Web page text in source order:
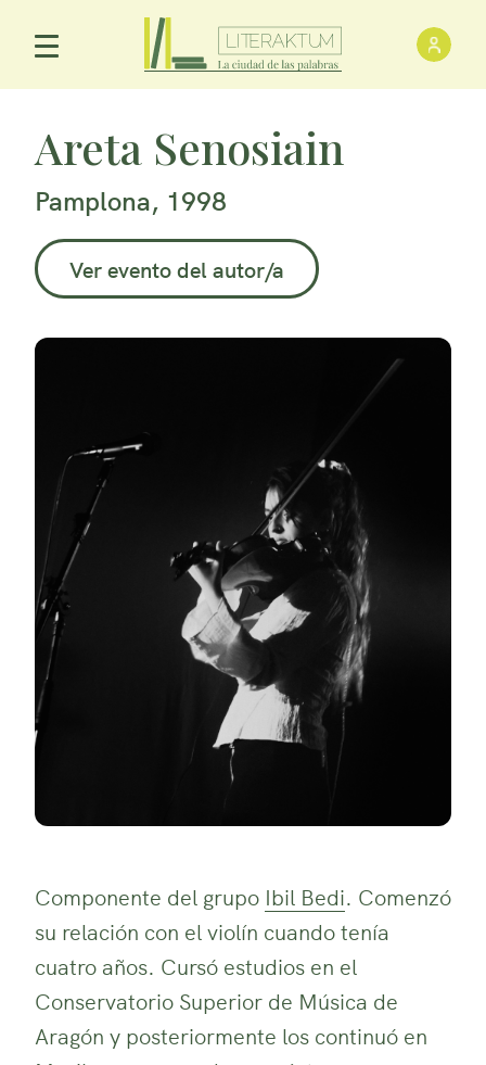
Menú Principal
Areta Senosiain
Pamplona, 1998
Ver evento del autor/a
Componente del grupo Ibil Bedi. Comenzó
su relación con el violín cuando tenía
cuatro años. Cursó estudios en el
Conservatorio Superior de Música de
Aragón y posteriormente los continuó en